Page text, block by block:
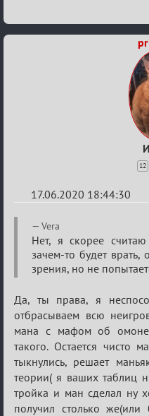
12
17.06.2020 18:44:30
Re:
Семейный
кубок
Vera
Нет, я скорее
зачем-то будет
зрения, но не
Да, ты права, я
отбрасываем всю
мана с мафом об
такого. Остается
тыкнулись, решает
теории( я ваших таблиц
тройка и ман сделал ну
получил столько